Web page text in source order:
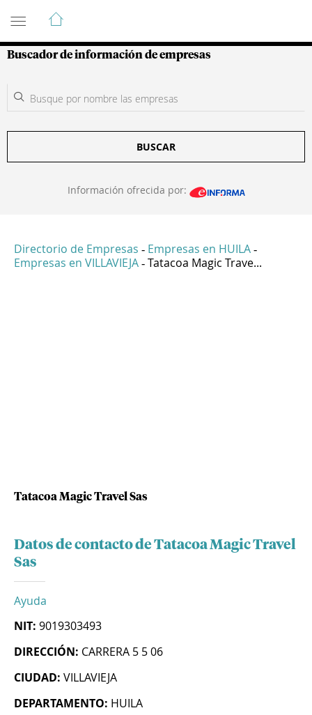
Guía de Empresas Colombianas
Buscador de información de empresas
BUSCAR
Información ofrecida por:
Directorio de Empresas - Empresas en HUILA -
Empresas en VILLAVIEJA - Tatacoa Magic Trave...
Tatacoa Magic Travel Sas
Datos de contacto de Tatacoa Magic Travel
Sas
Ayuda
NIT: 9019303493
DIRECCIÓN: CARRERA 5 5 06
CIUDAD: VILLAVIEJA
DEPARTAMENTO: HUILA